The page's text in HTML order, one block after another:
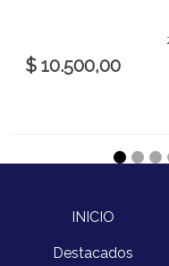
$ 10.500,00
INICIO
Destacados